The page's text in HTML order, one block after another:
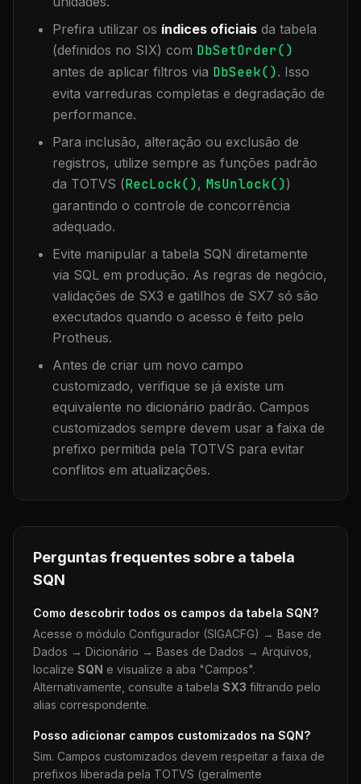
Prefira utilizar os índices oficiais da tabela
(definidos no SIX) com DbSetOrder()
antes de aplicar filtros via DbSeek(). Isso
evita varreduras completas e degradação de
performance.
Para inclusão, alteração ou exclusão de
registros, utilize sempre as funções padrão
da TOTVS (RecLock(), MsUnlock())
garantindo o controle de concorrência
adequado.
Evite manipular a tabela SQN diretamente
via SQL em produção. As regras de negócio,
validações de SX3 e gatilhos de SX7 só são
executados quando o acesso é feito pelo
Protheus.
Antes de criar um novo campo
customizado, verifique se já existe um
equivalente no dicionário padrão. Campos
customizados sempre devem usar a faixa de
prefixo permitida pela TOTVS para evitar
conflitos em atualizações.
Perguntas frequentes sobre a tabela
SQN
Como descobrir todos os campos da tabela SQN?
Acesse o módulo Configurador (SIGACFG) → Base de
Dados → Dicionário → Bases de Dados → Arquivos,
localize SQN e visualize a aba "Campos".
Alternativamente, consulte a tabela SX3 filtrando pelo
alias correspondente.
Posso adicionar campos customizados na SQN?
Sim. Campos customizados devem respeitar a faixa de
prefixos liberada pela TOTVS (geralmente